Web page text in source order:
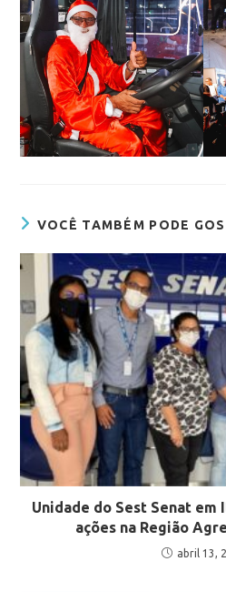
VOCÊ TAMBÉM PODE
Unidade do Sest Senat em
ações na Região
abril 13,